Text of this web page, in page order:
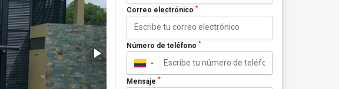
Correo electrónico *
Número de teléfono *
▼
Mensaje *